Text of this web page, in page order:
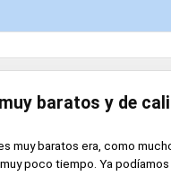
baratos y de
muy baratos era, como
poco tiempo. Ya podíamos